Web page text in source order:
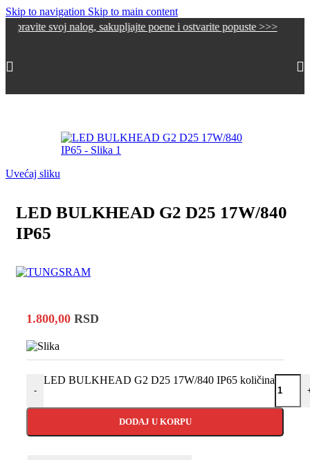
Skip to navigation Skip to main content
svoj nalog, sakupljajte poene i ostvarite popuste >>>
Uvećaj sliku
LED BULKHEAD G2 D25 17W/840
IP65
1.800,00 RSD
-
LED BULKHEAD G2 D25 17W/840 IP65 količina
DODAJ U KORPU